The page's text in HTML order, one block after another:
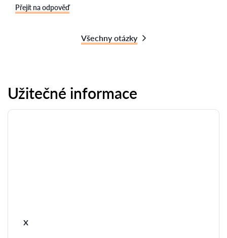
Přejít na odpověď
Všechny otázky
Užitečné informace
x